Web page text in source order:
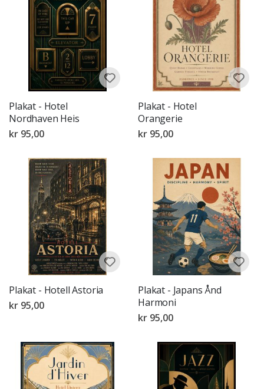
Plakat - Hotel
Nordhaven Heis
kr 95,00
Plakat - Hotel
Orangerie
kr 95,00
Plakat - Hotell Astoria
kr 95,00
Plakat - Japans Ånd
Harmoni
kr 95,00